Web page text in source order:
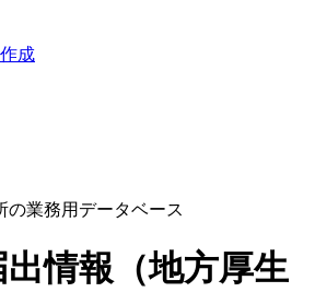
成
の業務用データベース
出情報（地方厚生